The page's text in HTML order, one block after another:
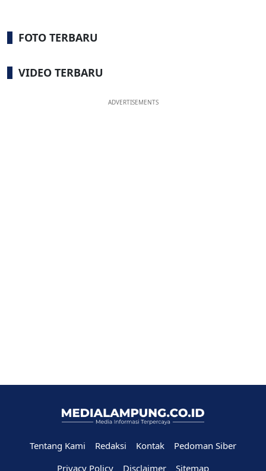
FOTO TERBARU
VIDEO TERBARU
ADVERTISEMENTS
Tentang Kami Redaksi Kontak
Pedoman Siber
Privacy Policy
Disclaimer Sitemap